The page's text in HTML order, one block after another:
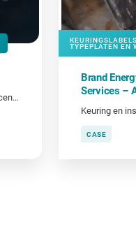
Identificatie binnen een opleidingscentrum
TYPEPLATEN EN
Brand
Services –
Keuring en
CASE